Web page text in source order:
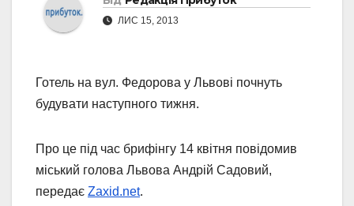
ЛИС 15, 2013
Готель на вул. Федорова у Львові почнуть
будувати наступного тижня.
Про це під час брифінгу 14 квітня повідомив
міський голова Львова Андрій Садовий,
передає Zaxid.net.